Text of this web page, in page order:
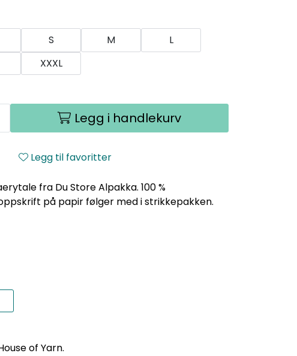
S M
L
XXXL
Legg i handlekurv
Legg til favoritter
fra Du Store Alpakka. 100 %
på papir følger med i strikkepakken.
of Yarn.